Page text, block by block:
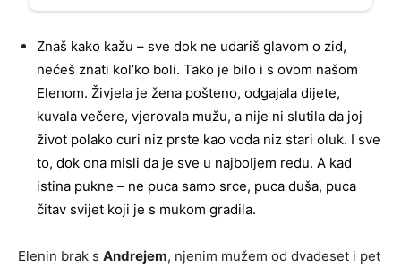
Znaš kako kažu – sve dok ne udariš glavom o zid,
nećeš znati kol’ko boli. Tako je bilo i s ovom našom
Elenom. Živjela je žena pošteno, odgajala dijete,
kuvala večere, vjerovala mužu, a nije ni slutila da joj
život polako curi niz prste kao voda niz stari oluk. I sve
to, dok ona misli da je sve u najboljem redu. A kad
istina pukne – ne puca samo srce, puca duša, puca
čitav svijet koji je s mukom gradila.
Elenin brak s Andrejem, njenim mužem od dvadeset i pet